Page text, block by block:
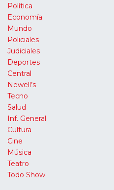
Política
Economía
Mundo
Policiales
Judiciales
Deportes
Central
Newell’s
Tecno
Salud
Inf. General
Cultura
Cine
Música
Teatro
Todo Show